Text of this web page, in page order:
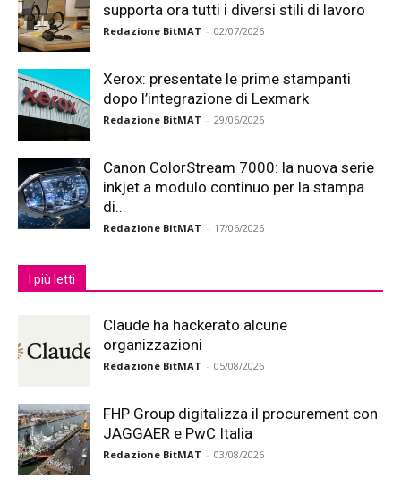
supporta ora tutti i diversi stili di lavoro
Redazione BitMAT - 02/07/2026
Xerox: presentate le prime stampanti
dopo l’integrazione di Lexmark
Redazione BitMAT - 29/06/2026
Canon ColorStream 7000: la nuova serie
inkjet a modulo continuo per la stampa
di...
Redazione BitMAT - 17/06/2026
I più letti
Claude ha hackerato alcune
organizzazioni
Redazione BitMAT - 05/08/2026
FHP Group digitalizza il procurement con
JAGGAER e PwC Italia
Redazione BitMAT - 03/08/2026